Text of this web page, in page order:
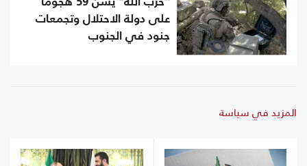
على دولة الاحتلال وتجمعات
جنود في الجنوب
المزيد في سياسة